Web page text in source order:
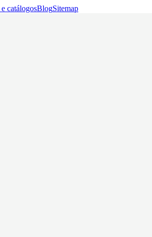
catálogosBlogSitemap